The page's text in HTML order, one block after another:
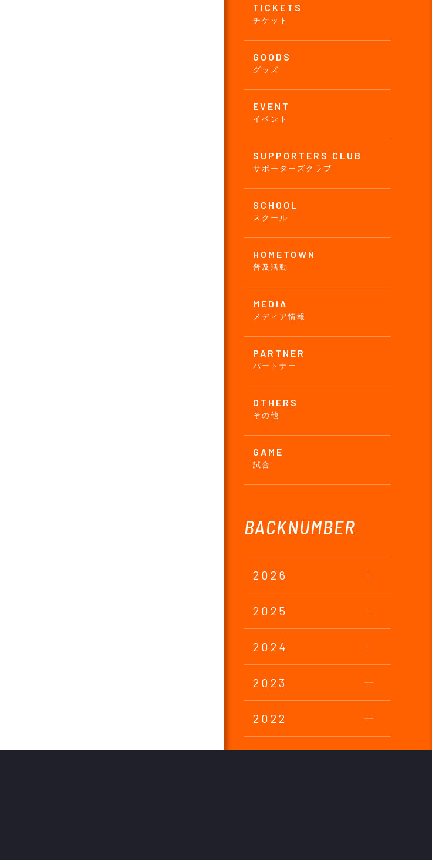
TICKETS
チケット
GOODS
グッズ
EVENT
イベント
SUPPORTERS CLUB
サポーターズクラブ
SCHOOL
スクール
HOMETOWN
普及活動
MEDIA
メディア情報
PARTNER
パートナー
OTHERS
その他
GAME
試合
BACKNUMBER
2026
2025
2024
2023
2022
2021